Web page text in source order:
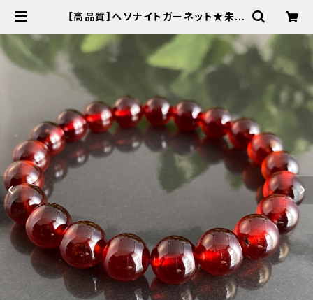
【高品質】ヘソナイトガーネット★朱色
トーン新品 | Noah's Stone ～パ
ワーストーン・天然石SHOP～